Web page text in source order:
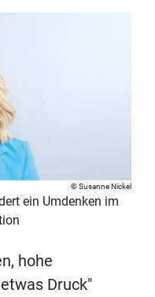
Susanne Nickel
ein Umdenken im
hohe
Druck"